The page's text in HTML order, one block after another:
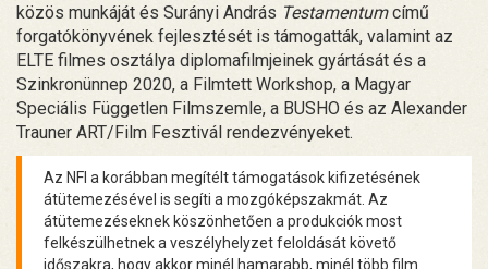
közös munkáját és Surányi András Testamentumcímű
forgatókönyvének fejlesztését is támogatták, valamint az
ELTE filmes osztálya diplomafilmjeinek gyártását és a
Szinkronünnep 2020, a Filmtett Workshop, a Magyar
Speciális Független Filmszemle, a BUSHO és az Alexander
Trauner ART/Film Fesztivál rendezvényeket.
Az NFI a korábban megítélt támogatások kifizetésének
átütemezésével is segíti a mozgóképszakmát. Az
átütemezéseknek köszönhetően a produkciók most
felkészülhetnek a veszélyhelyzet feloldását követő
időszakra, hogy akkor minél hamarabb, minél több film